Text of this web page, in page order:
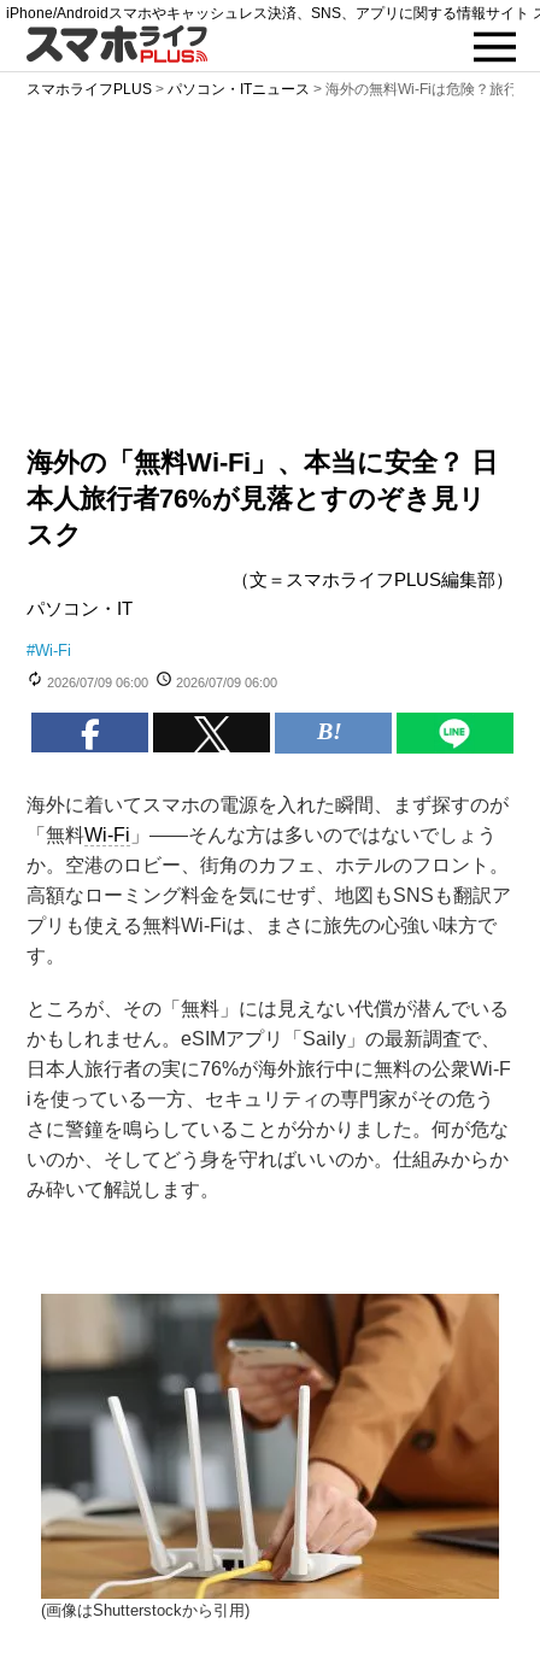
iPhone/Androidスマホやキャッシュレス決済、SNS、アプリに関する情報サイト
スマホライフPLUS >パソコン・ITニュース >海外の無料Wi-Fiは危険？旅行
海外の「無料Wi-Fi」、本当に安全？ 日
本人旅行者76%が見落とすのぞき見リ
スク
（文＝スマホライフPLUS編集部）
パソコン・IT
#Wi-Fi
2026/07/09 06:00 2026/07/09 06:00
海外に着いてスマホの電源を入れた瞬間、まず探すのが
「無料Wi-Fi 」——そんな方は多いのではないでしょう
か。空港のロビー、街角のカフェ、ホテルのフロント。
高額なローミング料金を気にせず、地図もSNSも翻訳ア
プリも使える無料Wi-Fiは、まさに旅先の心強い味方で
す。
ところが、その「無料」には見えない代償が潜んでいる
かもしれません。eSIMアプリ「Saily」の最新調査で、
日本人旅行者の実に76%が海外旅行中に無料の公衆Wi-F
iを使っている一方、セキュリティの専門家がその危う
さに警鐘を鳴らしていることが分かりました。何が危な
いのか、そしてどう身を守ればいいのか。仕組みからか
み砕いて解説します。
(画像はShutterstockから引用)